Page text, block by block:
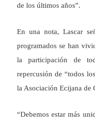
de los últimos años”.
En una nota, Lascar
programados se han
la participación de
repercusión de “todos
la Asociación Ecijana de
“Debemos estar más